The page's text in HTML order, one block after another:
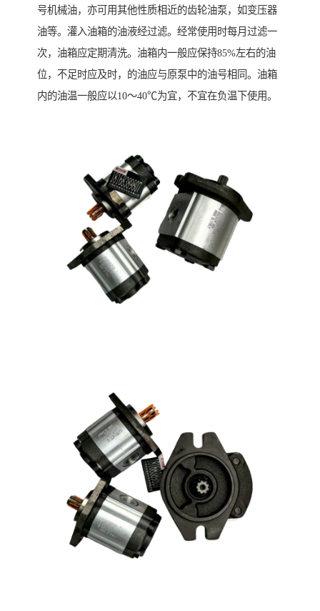
号机械油，亦可用其他性质相近的齿轮油泵，如变压器
油等。灌入油箱的油液经过滤。经常使用时每月过滤一
次，油箱应定期清洗。油箱内一般应保持85%左右的油
位，不足时应及时，的油应与原泵中的油号相同。油箱
内的油温一般应以10～40℃为宜，不宜在负温下使用。